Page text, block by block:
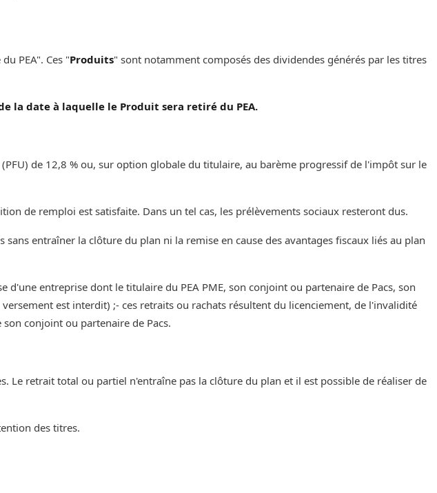
PEA". Ces "Produits" sont notamment composés des dividendes générés par les titres
la date à laquelle le Produit sera retiré du PEA.
de 12,8 % ou, sur option globale du titulaire, au barème progressif de l'impôt sur le
de remploi est satisfaite. Dans un tel cas, les prélèvements sociaux resteront dus.
entraîner la clôture du plan ni la remise en cause des avantages fiscaux liés au plan
entreprise dont le titulaire du PEA PME, son conjoint ou partenaire de Pacs, son
est interdit) ;- ces retraits ou rachats résultent du licenciement, de l'invalidité
conjoint ou partenaire de Pacs.
Le retrait total ou partiel n'entraîne pas la clôture du plan et il est possible de réaliser de
des titres.